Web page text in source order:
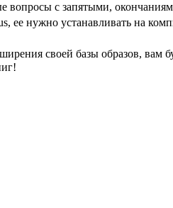
вопросы с запятыми,
нужно устанавливать на
своей базы образов, вам